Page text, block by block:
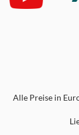
Alle Preise in